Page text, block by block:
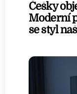
Češky
Moderní
se styl